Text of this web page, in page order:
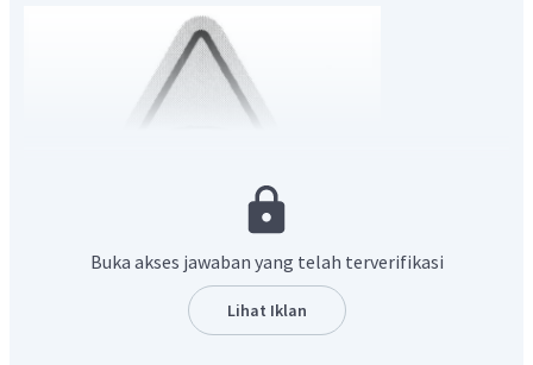
Buka akses jawaban yang telah terverifikasi
Lihat Iklan